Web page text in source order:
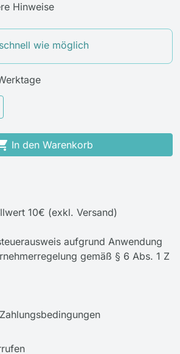
Hinweise
wie möglich
In den Warenkorb
10€ (exkl. Versand)
aufgrund Anwendung
gemäß § 6 Abs. 1 Z